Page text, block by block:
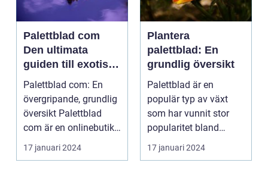
Palettblad com
Den ultimata
guiden till exotiska
växter
Palettblad com: En
övergripande, grundlig
översikt Palettblad
com är en onlinebutik
och samlingspla...
17 januari 2024
Plantera
palettblad: En
grundlig översikt
Palettblad är en
populär typ av växt
som har vunnit stor
popularitet bland
trädgårdsälskare.
Denna a...
17 januari 2024